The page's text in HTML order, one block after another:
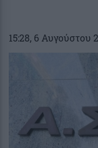
15:28, 6 Αυγούστου